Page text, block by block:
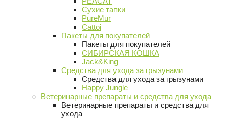
Сухие тапки
PureMur
Cattoi
Пакеты для покупателей
Пакеты для покупателей
СИБИРСКАЯ КОШКА
Jack&King
Средства для ухода за грызунами
Средства для ухода за грызунами
Happy Jungle
Ветеринарные препараты и средства для ухода
Ветеринарные препараты и средства для
ухода